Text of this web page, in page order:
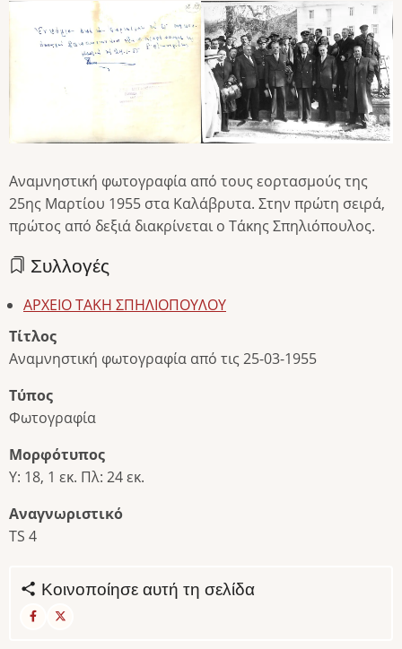
Image Image
Αναμνηστική φωτογραφία από τους εορτασμούς της
25ης Μαρτίου 1955 στα Καλάβρυτα. Στην πρώτη σειρά,
πρώτος από δεξιά διακρίνεται ο Τάκης Σπηλιόπουλος.
Συλλογές
ΑΡΧΕΙΟ ΤΑΚΗ ΣΠΗΛΙΟΠΟΥΛΟΥ
Τίτλος
Αναμνηστική φωτογραφία από τις 25-03-1955
Τύπος
Φωτογραφία
Μορφότυπος
Υ: 18, 1 εκ. Πλ: 24 εκ.
Αναγνωριστικό
TS 4
Κοινοποίησε αυτή τη σελίδα